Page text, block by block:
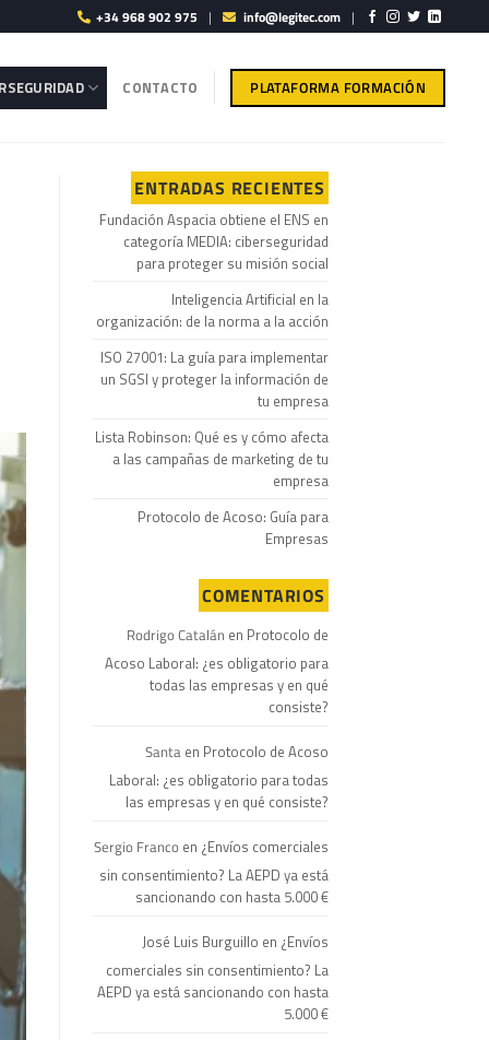
+34 968 902 975 | info@legitec.com |
CONTACTO PLATAFORMA FORMACIÓN
ENTRADAS RECIENTES
Fundación Aspacia obtiene el ENS en
categoría MEDIA: ciberseguridad
para proteger su misión social
Inteligencia Artificial en la
organización: de la norma a la acción
ISO 27001: La guía para implementar
un SGSI y proteger la información de
tu empresa
Lista Robinson: Qué es y cómo afecta
a las campañas de marketing de tu
empresa
Protocolo de Acoso: Guía para
Empresas
COMENTARIOS
Rodrigo Catalán en Protocolo de
Acoso Laboral: ¿es obligatorio para
todas las empresas y en qué
consiste?
Santa en Protocolo de Acoso
Laboral: ¿es obligatorio para todas
las empresas y en qué consiste?
Sergio Franco en ¿Envíos comerciales
sin consentimiento? La AEPD ya está
sancionando con hasta 5.000 €
José Luis Burguillo en ¿Envíos
comerciales sin consentimiento? La
AEPD ya está sancionando con hasta
5.000 €